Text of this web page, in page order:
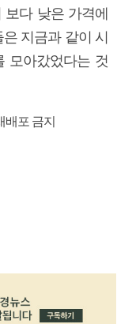
보다 낮은 가격에
지금과 같이 시
모아갔었다는 것
배포 금지